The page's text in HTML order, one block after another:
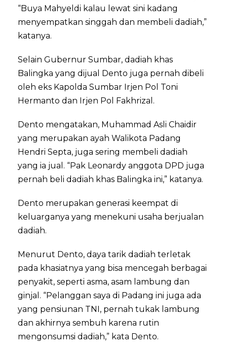
“Buya Mahyeldi kalau lewat sini kadang
menyempatkan singgah dan membeli dadiah,”
katanya.
Selain Gubernur Sumbar, dadiah khas
Balingka yang dijual Dento juga pernah dibeli
oleh eks Kapolda Sumbar Irjen Pol Toni
Hermanto dan Irjen Pol Fakhrizal.
Dento mengatakan, Muhammad Asli Chaidir
yang merupakan ayah Walikota Padang
Hendri Septa, juga sering membeli dadiah
yang ia jual. “Pak Leonardy anggota DPD juga
pernah beli dadiah khas Balingka ini,” katanya.
Dento merupakan generasi keempat di
keluarganya yang menekuni usaha berjualan
dadiah.
Menurut Dento, daya tarik dadiah terletak
pada khasiatnya yang bisa mencegah berbagai
penyakit, seperti asma, asam lambung dan
ginjal. “Pelanggan saya di Padang ini juga ada
yang pensiunan TNI, pernah tukak lambung
dan akhirnya sembuh karena rutin
mengonsumsi dadiah,” kata Dento.